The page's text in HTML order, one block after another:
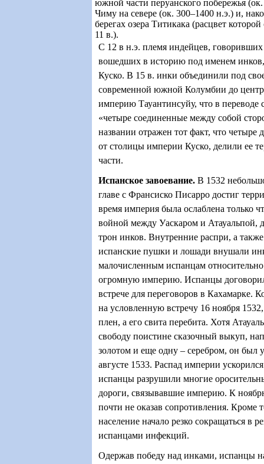
южной части перуанского побережья
Чиму на севере (ок. 300–1400 н.э.) и,
берегах озера Титикака (расцвет
11 в.).
С 12 в н.э. племя индейцев, говоривших
вошедших в историю под именем инков,
Куско. В 15 в. инки объединили под
современной южной Колумбии до
империю Тауантинсуйу, что в переводе
«четыре соединенные между собой
названии отражен тот факт, что четыре
от столицы империи Куско, делили ее
части.
Испанское завоевание. В 1532
главе с Франсиско Писарро достиг
время империя была ослаблена только
войной между Уаскаром и Атауальпой,
трон инков. Внутренние распри, а
испанские пушки и лошади внушали
малочисленным испанцам относительно
огромную империю. Испанцы
встрече для переговоров в Кахамарке.
на условленную встречу 16 ноября
плен, а его свита перебита. Хотя
свободу поистине сказочный выкуп,
золотом и еще одну – серебром, он был
августе 1533. Распад империи
испанцы разрушили многие
дороги, связывавшие империю. К
почти не оказав сопротивления. Кроме
население начало резко сокращаться в
испанцами инфекций.
Одержав победу над инками, испанцы